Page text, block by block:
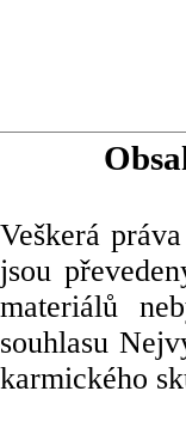
Veškerá
jsou
materiálů
souhlasu
karmického